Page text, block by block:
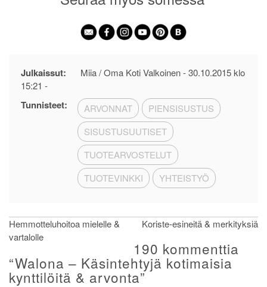
Julkaissut: Miia / Oma Koti Valkoinen -30.10.2015 klo
15:21 -
Tunnisteet: ARVONNAT
PIENSISUSTUS
SISUSTUSUUTISET
TUOTEARVOSTELUT
TUOTEVINKKI
YHTEISTYÖ
Artikkelien
selaus
Hemmotteluhoitoa mielelle &
vartalolle
Koriste-esineitä & merkityksiä
190 kommenttia
“Walona – Käsintehtyjä kotimaisia
kynttilöitä & arvonta”